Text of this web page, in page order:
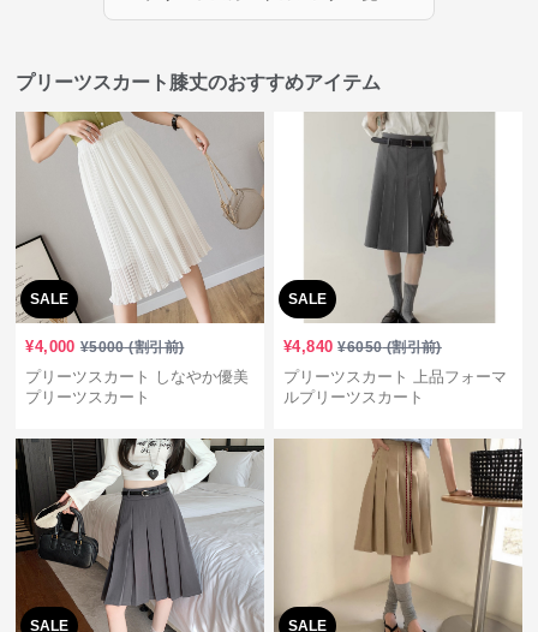
プリーツスカート膝丈のおすすめアイテム
SALE
¥4,000 ¥5000(割引前)
プリーツスカート しなやか優美
プリーツスカート
SALE
¥4,840 ¥6050(割引前)
プリーツスカート 上品フォーマ
ルプリーツスカート
SALE SALE